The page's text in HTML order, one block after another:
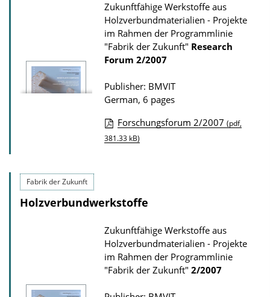
s
Zukunftfähige Werkstoffe aus
Holzverbundmaterialien - Projekte
im Rahmen der Programmlinie
"Fabrik der Zukunft" Research
Forum 2/2007
Publisher: BMVIT
German, 6 pages
P
i
a
t
i
Forschungsforum 2/2007 (pdf,
381.33 kB)
Fabrik der Zukunft
Holzverbundwerkstoffe
Zukunftfähige Werkstoffe aus
Holzverbundmaterialien - Projekte
im Rahmen der Programmlinie
"Fabrik der Zukunft" 2/2007